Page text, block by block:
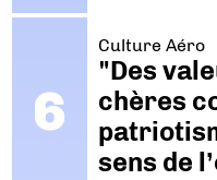
Culture Aéro
"Des
chères
sens de